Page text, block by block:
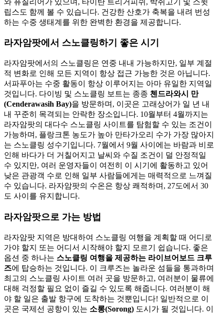
립스도 함께 볼 수 있습니다. 건강한 산호가 축복을 내려 번성
하는 수중 생태계를 위한 완벽한 환경을 제공합니다.
라자암팟에서 스노클링하기 좋은 시기
라자암팟에서의 스노클링은 연중 내내 가능하지만, 일부 계절
적 변화로 인해 모든 지역이 항상 접근 가능한 것은 아닙니다.
서파푸아는 수중 활동이 항상 이루어지는 아마 유일한 지역일
것입니다. 다이빙 및 스노클링 보트는 종종 첸드라와시 만
(Cenderawasih Bay)을 방문하며, 이곳은 고래상어가 일 년 내
내 꾸준히 목격되는 안락한 장소입니다. 10월부터 4월까지는
라자암팟의 대다수 스노클링 사이트를 탐험할 수 있는 조건이
가능하며, 플랑크톤 농도가 높아 만타가오리 수가 가장 많아지
는 스노클링 성수기입니다. 7월에서 9월 사이에는 바람과 비로
인해 바다가 더 거칠어지고 날씨와 수질 조건이 덜 안정적일
수 있지만, 여러 운영자들이 여전히 이 시기에 활동하고 있어
낮은 관광객 수로 인해 일부 사람들에게는 매력적으로 느껴질
수 있습니다. 라자암팟의 수온은 항상 쾌적하며, 27도에서 30
도 사이를 유지합니다.
라자암팟으로 가는 방법
라자암팟 지역은 방대하여 스노클링 여행을 계획할 때 어디로
가야 할지 또는 어디서 시작해야 할지 모르기 쉽습니다. 좋은
옵션 중 하나는 스노클링 여행을 제공하는 라이브어보드 크루
즈에 탑승하는 것입니다. 이 크루즈는 놀라운 섬들을 통과하며
최고의 스노클링 사이트 여러 곳을 방문하고, 여러분이 물류에
대해 걱정할 필요 없이 즐길 수 있도록 해줍니다. 여러분이 해
야 할 일은 출발 항구에 도착하는 것뿐입니다! 일반적으로 이
곳은 국제선 공항이 있는 소롱(Sorong) 도시가 될 것입니다. 이